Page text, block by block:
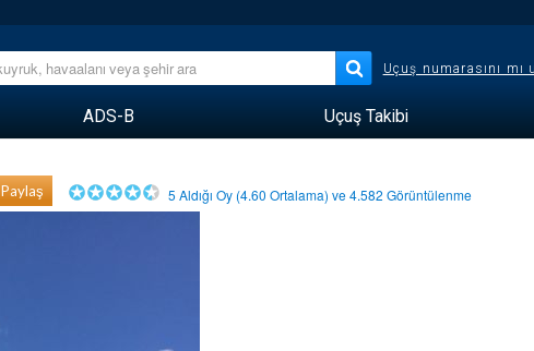
Uçuş numarasını mı
ADS-B Uçuş Takibi
Paylaş 5 Aldığı Oy (4.60 Ortalama) ve4.582 Görüntülenme